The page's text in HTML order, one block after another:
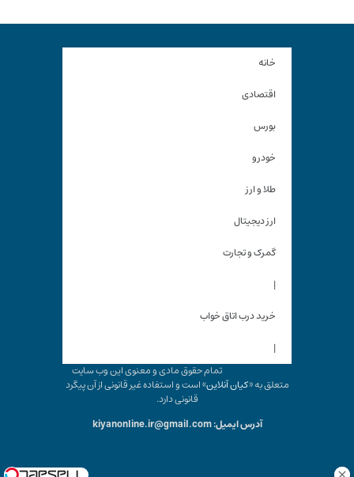
خانه
اقتصادی
بورس
خودرو
طلا و ارز
ارز دیجیتال
گمرک و تجارت
|
خرید درب اتاق خواب
|
تمام حقوق مادی و معنوی این وب سایت
متعلق به «کیان آنلاین» است و استفاده غیر قانونی از آن پیگرد
قانونی دارد.
آدرس ایمیل: kiyanonline.ir@gmail.com